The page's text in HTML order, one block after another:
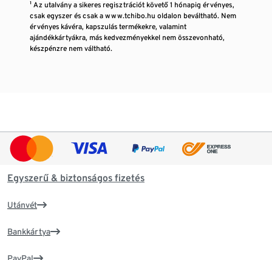
¹ Az utalvány a sikeres regisztrációt követő 1 hónapig érvényes,
csak egyszer és csak a www.tchibo.hu oldalon beváltható. Nem
érvényes kávéra, kapszulás termékekre, valamint
ajándékkártyákra, más kedvezményekkel nem összevonható,
készpénzre nem váltható.
Egyszerű & biztonságos fizetés
Utánvét
Bankkártya
PayPal